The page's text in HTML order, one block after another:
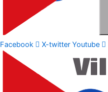
Facebook X-twitter Youtube